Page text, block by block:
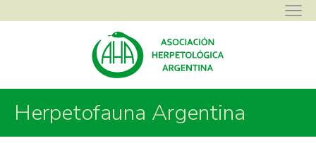
Serpientes>Dipsadidae > Pseudotomodon>Pseudotomodon
Herpetofauna Argentina